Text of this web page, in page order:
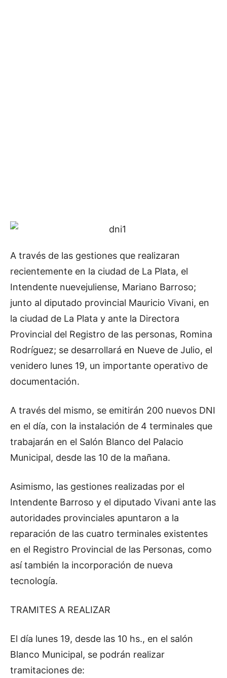
A través de las gestiones que realizaran
recientemente en la ciudad de La Plata, el
Intendente nuevejuliense, Mariano Barroso;
junto al diputado provincial Mauricio Vivani, en
la ciudad de La Plata y ante la Directora
Provincial del Registro de las personas, Romina
Rodríguez; se desarrollará en Nueve de Julio, el
venidero lunes 19, un importante operativo de
documentación.
A través del mismo, se emitirán 200 nuevos DNI
en el día, con la instalación de 4 terminales que
trabajarán en el Salón Blanco del Palacio
Municipal, desde las 10 de la mañana.
Asimismo, las gestiones realizadas por el
Intendente Barroso y el diputado Vivani ante las
autoridades provinciales apuntaron a la
reparación de las cuatro terminales existentes
en el Registro Provincial de las Personas, como
así también la incorporación de nueva
tecnología.
TRAMITES A REALIZAR
El día lunes 19, desde las 10 hs., en el salón
Blanco Municipal, se podrán realizar
tramitaciones de: